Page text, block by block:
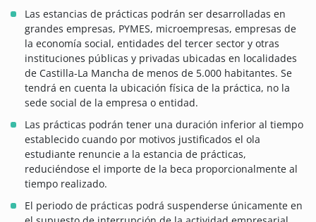
Las estancias de prácticas podrán ser desarrolladas en
grandes empresas, PYMES, microempresas, empresas de
la economía social, entidades del tercer sector y otras
instituciones públicas y privadas ubicadas en localidades
de Castilla-La Mancha de menos de 5.000 habitantes. Se
tendrá en cuenta la ubicación física de la práctica, no la
sede social de la empresa o entidad.
Las prácticas podrán tener una duración inferior al tiempo
establecido cuando por motivos justificados el ola
estudiante renuncie a la estancia de prácticas,
reduciéndose el importe de la beca proporcionalmente al
tiempo realizado.
El periodo de prácticas podrá suspenderse únicamente en